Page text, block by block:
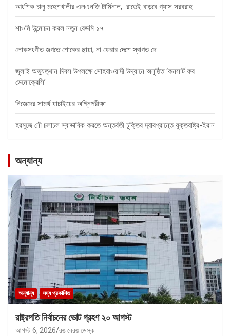
আংশিক চালু মহেশখালীর এলএনজি টার্মিনাল, রাতেই বাড়বে গ্যাস সরবরাহ
শাওমি উন্মোচন করল নতুন রেডমি ১৭
লোকসংগীত জগতে শোকের ছায়া, না ফেরার দেশে স্বাগত দে
জুলাই অভ্যুত্থান দিবস উপলক্ষে সোহরাওয়ার্দী উদ্যানে অনুষ্ঠিত ‘কনসার্ট ফর
ডেমোক্রেসি’
নিজেদের সামর্থ যাচাইয়ের অগ্নিপরীক্ষা
হরমুজে নৌ চলাচল স্বাভাবিক করতে অন্তর্বর্তী চুক্তির দ্বারপ্রান্তে যুক্তরাষ্ট্র-ইরান
অন্যান্য
অন্যান্য সদ্য প্রকাশিত
রাষ্ট্রপতি নির্বাচনের ভোট গ্রহণ ২০ আগস্ট
আগস্ট 6, 2026 রঙ বেরঙ ডেস্ক